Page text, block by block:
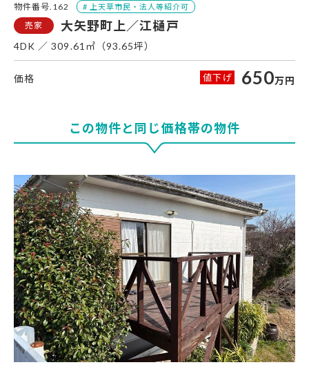
物件番号.162
大矢野町上／江樋戸
4DK 309.61㎡（93.65坪）
650万円
この物件と同じ価格帯の物件